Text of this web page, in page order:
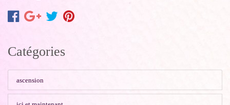
Catégories
ascension